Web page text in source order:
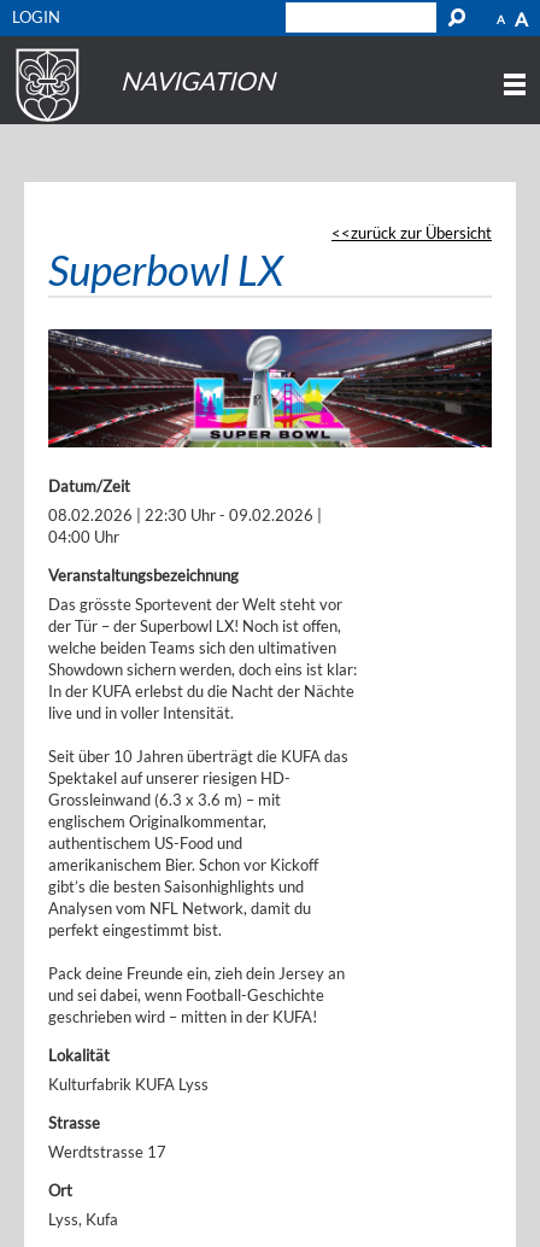
A A
LOGIN
NAVIGATION
zurück zur Übersicht
Superbowl LX
Datum/Zeit
08.02.2026 | 22:30 Uhr - 09.02.2026 |
04:00 Uhr
Veranstaltungsbezeichnung
Das grösste Sportevent der Welt steht vor
der Tür – der Superbowl LX! Noch ist offen,
welche beiden Teams sich den ultimativen
Showdown sichern werden, doch eins ist klar:
In der KUFA erlebst du die Nacht der Nächte
live und in voller Intensität.
Seit über 10 Jahren überträgt die KUFA das
Spektakel auf unserer riesigen HD-
Grossleinwand (6.3 x 3.6 m) – mit
englischem Originalkommentar,
authentischem US-Food und
amerikanischem Bier. Schon vor Kickoff
gibt’s die besten Saisonhighlights und
Analysen vom NFL Network, damit du
perfekt eingestimmt bist.
Pack deine Freunde ein, zieh dein Jersey an
und sei dabei, wenn Football-Geschichte
geschrieben wird – mitten in der KUFA!
Lokalität
Kulturfabrik KUFA Lyss
Strasse
Werdtstrasse 17
Ort
Lyss, Kufa